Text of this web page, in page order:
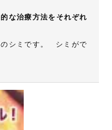
な治療方法をそれぞれ
のシミです。 シミがで